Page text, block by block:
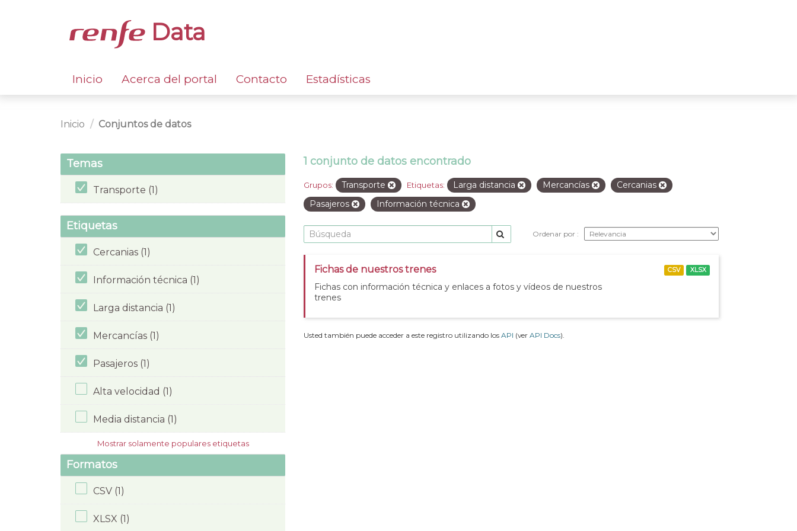
Data
Inicio Acerca del portal Contacto Estadísticas
Inicio Conjuntos de datos
Temas
Transporte (1)
Etiquetas
Cercanias (1)
Información técnica (1)
Larga distancia (1)
Mercancías (1)
Pasajeros (1)
Alta velocidad (1)
Media distancia (1)
Mostrar solamente populares etiquetas
Formatos
CSV (1)
XLSX (1)
1 conjunto de datos encontrado
Grupos: Transporte Etiquetas: Larga distancia Mercancías
Cercanias
Pasajeros
Información técnica
Ordenar por
Fichas de nuestros trenes
Fichas con información técnica y enlaces a fotos y vídeos de nuestros
trenes
CSV XLSX
Usted también puede acceder a este registro utilizando los API (ver API Docs).